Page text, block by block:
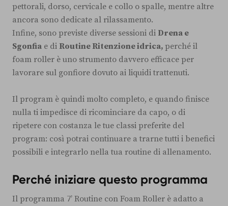
pettorali, dorso, cervicale e collo o spalle, mentre altre
ancora sono dedicate al rilassamento.
Infine, sono previste diverse sessioni di Drena e
Sgonfia e di Routine Ritenzione idrica, perché il
foam roller è uno strumento davvero efficace per
lavorare sul gonfiore dovuto ai liquidi trattenuti.
Il program è quindi molto completo, e quando finisce
nulla ti impedisce di ricominciare da capo, o di
ripetere con costanza le tue classi preferite del
program: così potrai continuare a trarne tutti i benefici
possibili e integrarlo nella tua routine di allenamento.
Perché iniziare questo programma
Il programma 7’ Routine con Foam Roller è adatto a